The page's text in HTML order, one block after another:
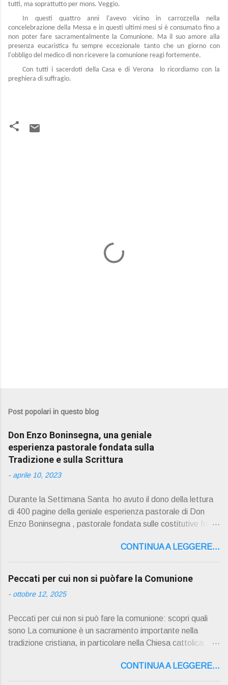
tutti, ma soprattutto per mons. Veggio.
In questi quattro anni l'avevo vicino in carrozzella nella
concelebrazione della Messa e in questi ultimi mesi si è consumato fino a
non poter fare sacramentalmente la Comunione. Ma il suo amore alla
presenza eucaristica fu sempre eccezionale tanto che un giorno con
l'obbligo del medico di non ricevere la comunione reagì fortemente.
Con tutti i sacerdoti della Casa e di Verona lo ricordiamo con la
preghiera di suffragio.
Post popolari in questo blog
Don Enzo Boninsegna, una geniale
esperienza pastorale fondata sulla
Tradizione e sulla Scrittura
- aprile 10, 2023
Durante la Settimana Santa ho avuto il dono della lettura
di 400 pagine della geniale esperienza pastorale di Don
Enzo Boninsegna , pastorale fondata sulle costitutive fon ti
Dio giunta in continuit à ecclesiale a noi per mezzo di Gesù,
degli Apostoli e dei loro successori . Io don Gino Oliosi v
orrei contribuire ad una lettura non pregiudiziale su don
Enzo Boninsegna . Per gli ultimi tempi di vita l'ho scelto
come Confessore. Del suo volume " ERO "CURATO" …
D on Enzo Boninsegna , per ordinazioni Via San Giovanni
Pupatoro,16 – 37134 Verona Tel. 045 8201679 – Cell.
338990 8824 PRESENTAZIONE R icordo che qualche
bellissimo libro di Georges Bernanos , " DIARIO DI UN
CURATO DI CAMPAGNA ". È ispira...
CONTINUA A LEGGERE...
Peccati per cui non si puòfare la Comunione
- ottobre 12, 2025
Peccati per cui non si può fare la comunione: scopri quali
sono La comunione è un sacramento importante nella
tradizione cristiana, in particolare nella Chiesa cattolica.
di Cristo sotto forma di pane e vino consacrati. Tuttavia, ci
sono alcuni peccati che impediscono ai fedeli di partecipare
CONTINUA A LEGGERE...